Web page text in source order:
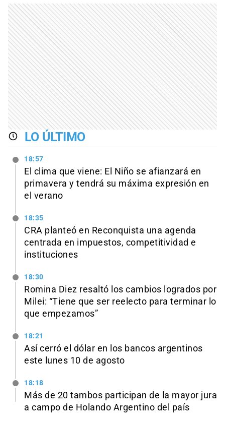
LO ÚLTIMO
18:57
El clima que viene: El Niño se afianzará en
primavera y tendrá su máxima expresión en
el verano
18:35
CRA planteó en Reconquista una agenda
centrada en impuestos, competitividad e
instituciones
18:30
Romina Diez resaltó los cambios logrados por
Milei: “Tiene que ser reelecto para terminar lo
que empezamos”
18:21
Así cerró el dólar en los bancos argentinos
este lunes 10 de agosto
18:18
Más de 20 tambos participan de la mayor jura
a campo de Holando Argentino del país